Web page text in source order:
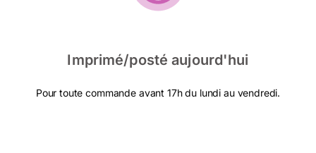
Imprimé/posté aujourd'hui
Pour toute commande avant 17h du lundi au vendredi.